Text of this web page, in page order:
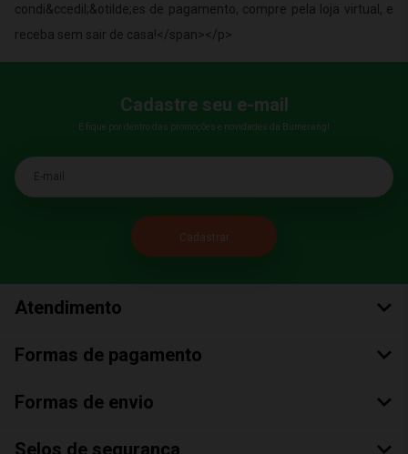
condi&ccedil;&otilde;es de pagamento, compre pela loja virtual, e
receba sem sair de casa!</span></p>
Cadastre seu e-mail
E fique por dentro das promoções e novidades da Bumerang!
E-mail
Atendimento
Formas de pagamento
Formas de envio
Selos de segurança